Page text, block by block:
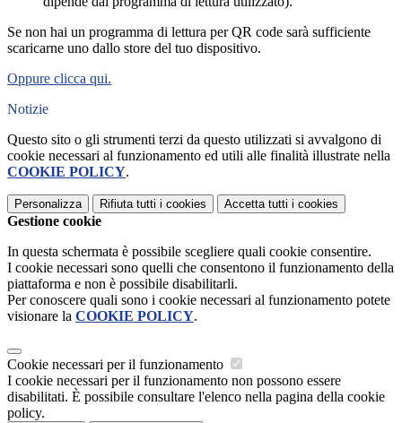
Se non hai un programma di lettura per QR code sarà sufficiente
scaricarne uno dallo store del tuo dispositivo.
Oppure clicca qui.
Notizie
Questo sito o gli strumenti terzi da questo utilizzati si avvalgono di
cookie necessari al funzionamento ed utili alle finalità illustrate nella
COOKIE POLICY.
Personalizza Rifiuta tutti i cookies Accetta tutti i cookies
Gestione cookie
In questa schermata è possibile scegliere quali cookie consentire.
I cookie necessari sono quelli che consentono il funzionamento della
piattaforma e non è possibile disabilitarli.
Per conoscere quali sono i cookie necessari al funzionamento potete
visionare la COOKIE POLICY.
Cookie necessari per il funzionamento
I cookie necessari per il funzionamento non possono essere
disabilitati. È possibile consultare l'elenco nella pagina della cookie
policy.